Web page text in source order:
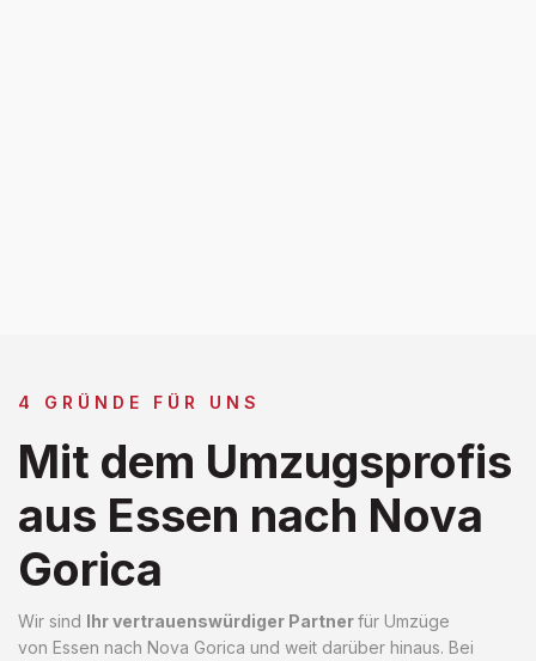
4 GRÜNDE FÜR UNS
Mit dem Umzugsprofis
aus Essen nach Nova
Gorica
Wir sind Ihr vertrauenswürdiger Partnerfür Umzüge
von Essen nach Nova Gorica und weit darüber hinaus. Bei